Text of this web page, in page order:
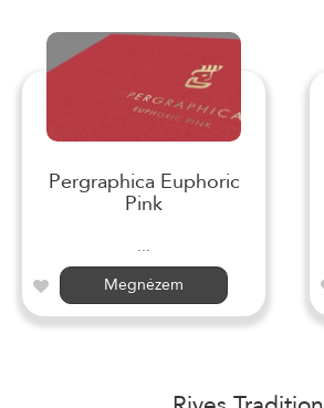
Pergraphica Euphoric
Pink
...
Megnézem